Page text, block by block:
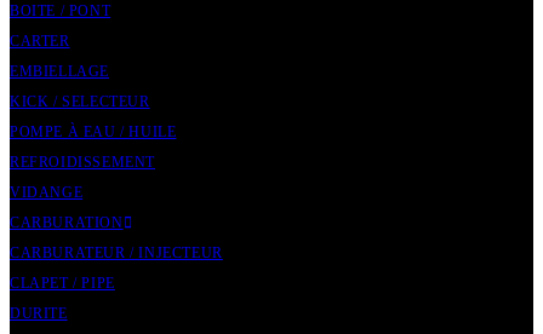
BOITE / PONT
CARTER
EMBIELLAGE
KICK / SELECTEUR
POMPE À EAU / HUILE
REFROIDISSEMENT
VIDANGE
CARBURATION
CARBURATEUR / INJECTEUR
CLAPET / PIPE
DURITE